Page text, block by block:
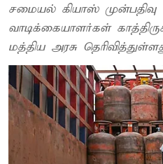
சமையல் கியாஸ்
வாடிக்கையாளர்கள்
மத்திய அரசு